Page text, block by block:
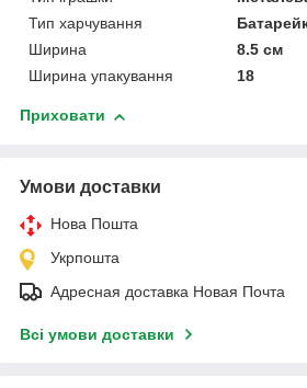
Тип харчування
Ширина
8.5 см
Ширина упакування
18
Приховати
Умови доставки
Нова Пошта
Укрпошта
Адресная доставка Новая Почта
Всі умови доставки